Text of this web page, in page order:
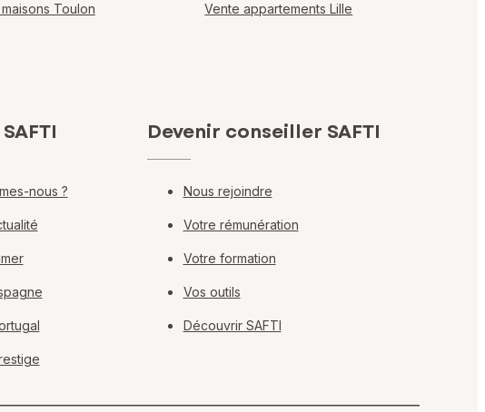
Toulon
Vente appartements Lille
nous ?
Devenir conseiller SAFTI
Nous rejoindre
Votre rémunération
Votre formation
Vos outils
Découvrir SAFTI